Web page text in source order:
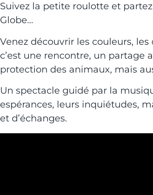
Suivez la petite roulotte et
Globe…
Venez découvrir les couleurs,
c’est une rencontre, un partage
protection des animaux, mais
Un spectacle guidé par la
espérances, leurs inquiétudes,
et d’échanges.